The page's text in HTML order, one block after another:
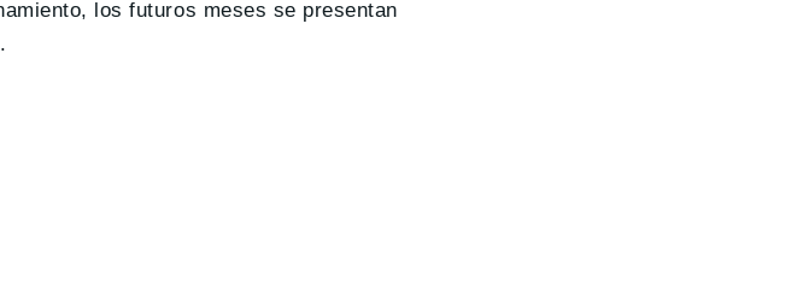
los futuros meses se presentan